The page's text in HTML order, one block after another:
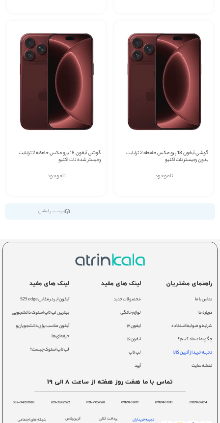
گوشی آیفون 18 پرو مکس حافظه 2 ترابایت
بدون رجیستر نات اکتیو
ناموجود
گوشی آیفون 18 پرو مکس حافظه 2 ترابایت
رجیستر شده نات اکتیو
ناموجود
ترتیب بر اساس
راهنمای مشتریان
تماس با ما
درباره ما
شرایط و ضوابط استفاده
چگونه اعتماد کنیم؟
تجربه خرید از آترین کالا
نقشه سایت
لینک های مفید
محصولات جدید
لوازم خانگی
ایفون ۱۷
ایفون ۱۶
لپ تاپ
آیپد
لینک های مفید
آیفون ایر در مقابل S25 edge
بهترین لپ تاپ استوک دانشجویی
آیفون مناسب برای دانشجویان و
حرفه‌ای‌ها
لپ تاپ استوک چیست؟
تماس با ما هفت روز هفته از ساعت 8 الی 19
09129407014
09129407013
09129407012
021-71057528
021-28421592
087-34259380
تجربه خریداران پرداخت آنلاین آترین پلاس شبکه های اجتماعی